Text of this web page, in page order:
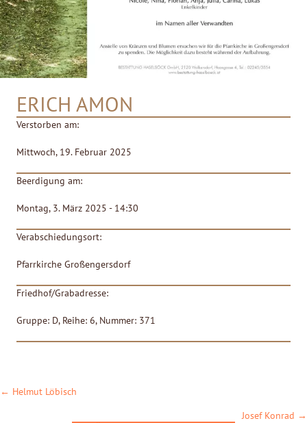
ERICH AMON
Verstorben am:
Mittwoch, 19. Februar 2025
Beerdigung am:
Montag, 3. März 2025 - 14:30
Verabschiedungsort:
Pfarrkirche Großengersdorf
Friedhof/Grabadresse:
Gruppe: D, Reihe: 6, Nummer: 371
POSTS
← Helmut Löbisch
Josef Konrad →